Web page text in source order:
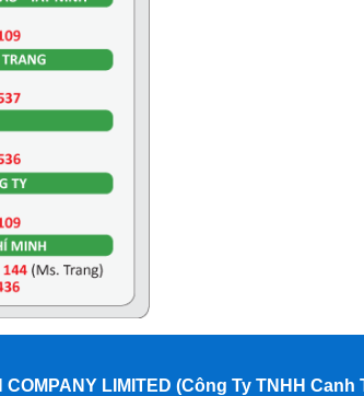
COMPANY LIMITED (Công Ty TNHH Canh